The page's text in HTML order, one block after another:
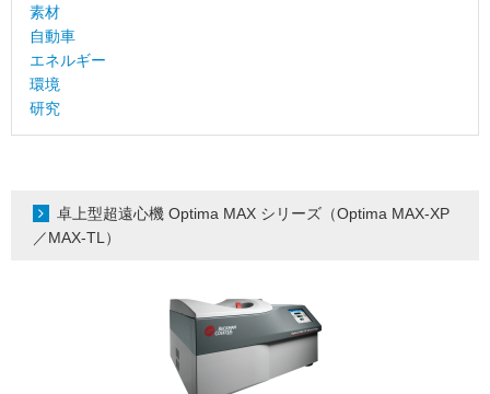
素材
自動車
エネルギー
環境
研究
卓上型超遠心機 Optima MAX シリーズ（Optima MAX-XP
／MAX-TL）